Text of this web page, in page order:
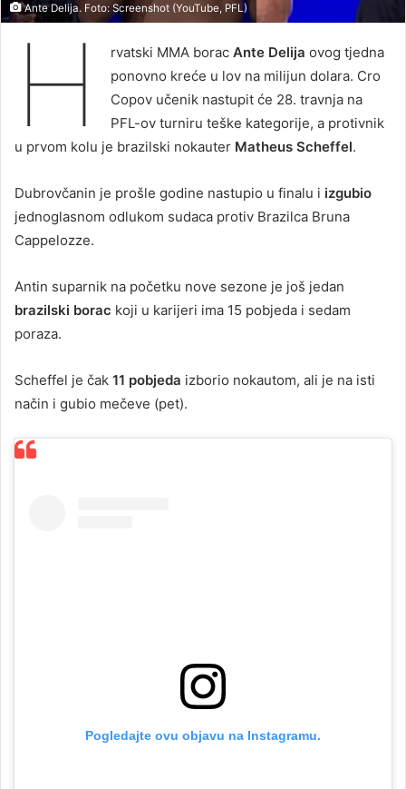
Ante Delija. Foto: Screenshot (YouTube, PFL)
H rvatski MMA borac Ante Delija ovog tjedna
ponovno kreće u lov na milijun dolara. Cro
Copov učenik nastupit će 28. travnja na
PFL-ov turniru teške kategorije, a protivnik
u prvom kolu je brazilski nokauter Matheus Scheffel.
Dubrovčanin je prošle godine nastupio u finalu i izgubio
jednoglasnom odlukom sudaca protiv Brazilca Bruna
Cappelozze.
Antin suparnik na početku nove sezone je još jedan
brazilski borac koji u karijeri ima 15 pobjeda i sedam
poraza.
Scheffel je čak 11 pobjeda izborio nokautom, ali je na isti
način i gubio mečeve (pet).
Pogledajte ovu objavu na Instagramu.